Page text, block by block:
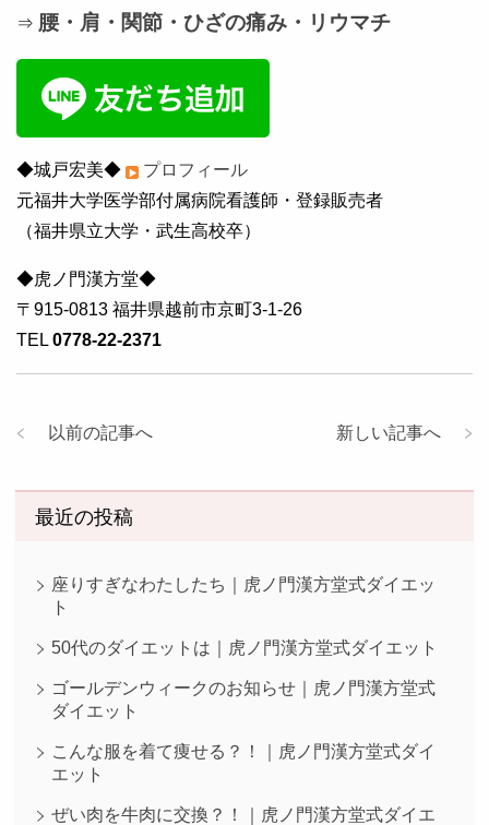
⇒ 腰・肩・関節・ひざの痛み・リウマチ
◆城戸宏美◆
プロフィール
元福井大学医学部付属病院看護師・登録販売者
（福井県立大学・武生高校卒）
◆虎ノ門漢方堂◆
〒915-0813 福井県越前市京町3-1-26
TEL 0778-22-2371
新しい記事へ
以前の記事へ
最近の投稿
座りすぎなわたしたち｜虎ノ門漢方堂式ダイエッ
ト
50代のダイエットは｜虎ノ門漢方堂式ダイエット
ゴールデンウィークのお知らせ｜虎ノ門漢方堂式
ダイエット
こんな服を着て痩せる？！｜虎ノ門漢方堂式ダイ
エット
ぜい肉を牛肉に交換？！｜虎ノ門漢方堂式ダイエ